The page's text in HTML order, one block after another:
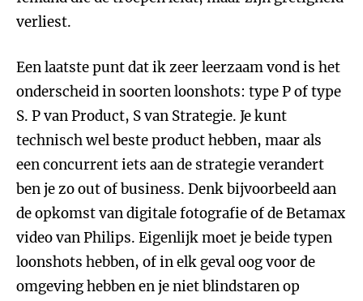
verliest.
Een laatste punt dat ik zeer leerzaam vond is het
onderscheid in soorten loonshots: type P of type
S. P van Product, S van Strategie. Je kunt
technisch wel beste product hebben, maar als
een concurrent iets aan de strategie verandert
ben je zo out of business. Denk bijvoorbeeld aan
de opkomst van digitale fotografie of de Betamax
video van Philips. Eigenlijk moet je beide typen
loonshots hebben, of in elk geval oog voor de
omgeving hebben en je niet blindstaren op